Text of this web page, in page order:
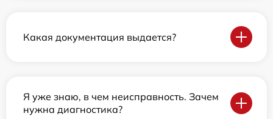
Какая документация выдается?
Я уже знаю, в чем неисправность. Зачем
нужна диагностика?